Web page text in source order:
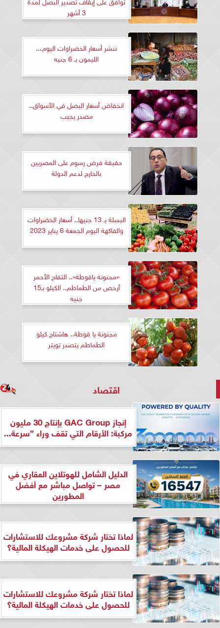
3 أشهر
ننشر أسعار الخضراوات اليوم،..
الليمون بـ 6 جنيه
انخفاض أسعار البصل في الأسواق..
مصدر يجيب
حقيقة فرض رسوم على المصريين
بالخارج لدعم الدولة
البسلة بـ 13 جنيها.. أسعار الخضراوات
والفاكهة اليوم الجمعة 6 يناير 2023
«مجنونة ياقوطة».. التفاح الأحمر
أرخص من الطماطم.. الكيلو بـ15
جنيه
مجنونة يا قوطة.. هاشتاج كيلو
الطماطم يتصدر تويتر
اقتصاد
إنجاز GAC Group بإنتاج 30 مليون
مركبة: الأرقام التي تقف وراء ”سرعة...
الدليل الشامل للهوتلاين العقاري في
مصر – تواصل مباشر مع أفضل
المطورين
لماذا تختار شركة مشروعك للاستشارات
للحصول على خدمات الهيكلة المالية؟
لماذا تختار شركة مشروعك للاستشارات
للحصول على خدمات الهيكلة المالية؟